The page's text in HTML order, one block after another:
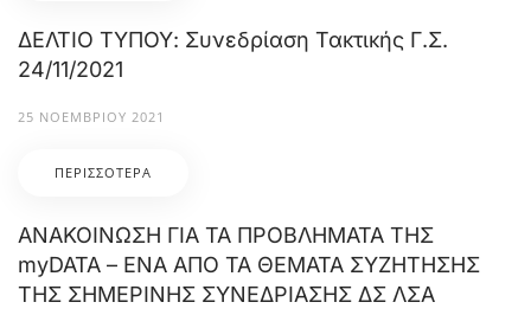
ΔΕΛΤΙΟ ΤΥΠΟΥ: Συνεδρίαση Τακτικής Γ.Σ.
24/11/2021
25 ΝΟΕΜΒΡΊΟΥ 2021
ΠΕΡΙΣΣΌΤΕΡΑ
ΑΝΑΚΟΙΝΩΣΗ ΓΙΑ ΤΑ ΠΡΟΒΛΗΜΑΤΑ ΤΗΣ
myDATA – ΕΝΑ ΑΠΟ ΤΑ ΘΕΜΑΤΑ ΣΥΖΗΤΗΣΗΣ
ΤΗΣ ΣΗΜΕΡΙΝΗΣ ΣΥΝΕΔΡΙΑΣΗΣ ΔΣ ΛΣΑ